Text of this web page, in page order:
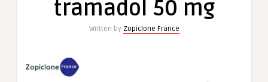
tramadol 50 mg
Written by Zopiclone France